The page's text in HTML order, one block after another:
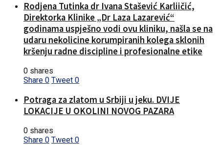
Rodjena Tutinka dr Ivana Stašević Karliičić,
Direktorka Klinike „Dr Laza Lazarević“
godinama uspješno vodi ovu kliniku, našla se na
udaru nekolicine korumpiranih kolega sklonih
kršenju radne discipline i profesionalne etike
0 shares
Share 0 Tweet 0
Potraga za zlatom u Srbiji u jeku. DVIJE
LOKACIJE U OKOLINI NOVOG PAZARA
0 shares
Share 0 Tweet 0